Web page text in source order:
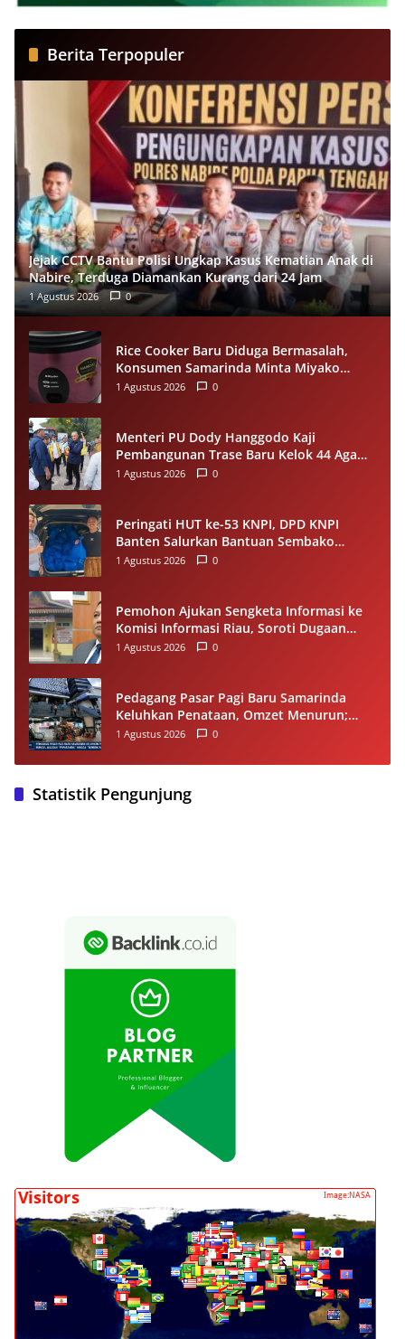
Berita Terpopuler
Jejak CCTV Bantu Polisi Ungkap Kasus Kematian Anak di
Nabire, Terduga Diamankan Kurang dari 24 Jam
1 Agustus 2026 0
Rice Cooker Baru Diduga Bermasalah,
Konsumen Samarinda Minta Miyako
Lakukan Evaluasi
1 Agustus 2026 0
Menteri PU Dody Hanggodo Kaji
Pembangunan Trase Baru Kelok 44 Agam
Usai Longsor, Utamakan Keselamatan
1 Agustus 2026 0
Peringati HUT ke-53 KNPI, DPD KNPI
Banten Salurkan Bantuan Sembako
Melalui Pemuda Berdampak
1 Agustus 2026 0
Pemohon Ajukan Sengketa Informasi ke
Komisi Informasi Riau, Soroti Dugaan
Tidak Ditanggapinya Permohonan ke
1 Agustus 2026 0
Pedagang Pasar Pagi Baru Samarinda
Keluhkan Penataan, Omzet Menurun;
Minta Pemkot Evaluasi Distribusi Ruko
1 Agustus 2026 0
Statistik Pengunjung